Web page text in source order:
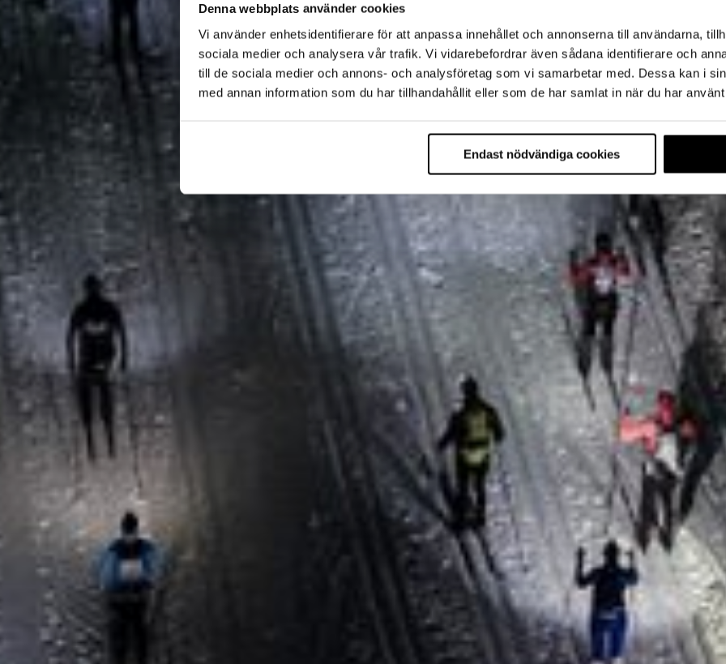
Denna webbplats använder cookies
Vi använder enhetsidentifierare för att anpassa innehållet och annonserna till användarna,
sociala medier och analysera vår trafik. Vi vidarebefordrar även sådana identifierare och
till de sociala medier och annons- och analysföretag som vi samarbetar med. Dessa kan i
med annan information som du har tillhandahållit eller som de har samlat in när du har
Endast nödvändiga cookies